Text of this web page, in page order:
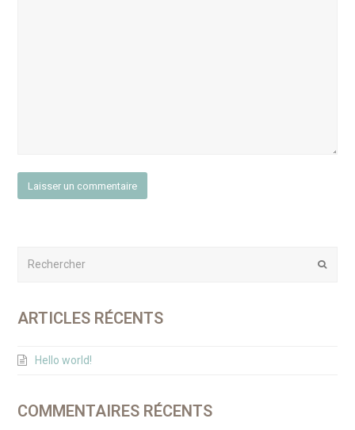
ARTICLES RÉCENTS
Hello world!
COMMENTAIRES RÉCENTS